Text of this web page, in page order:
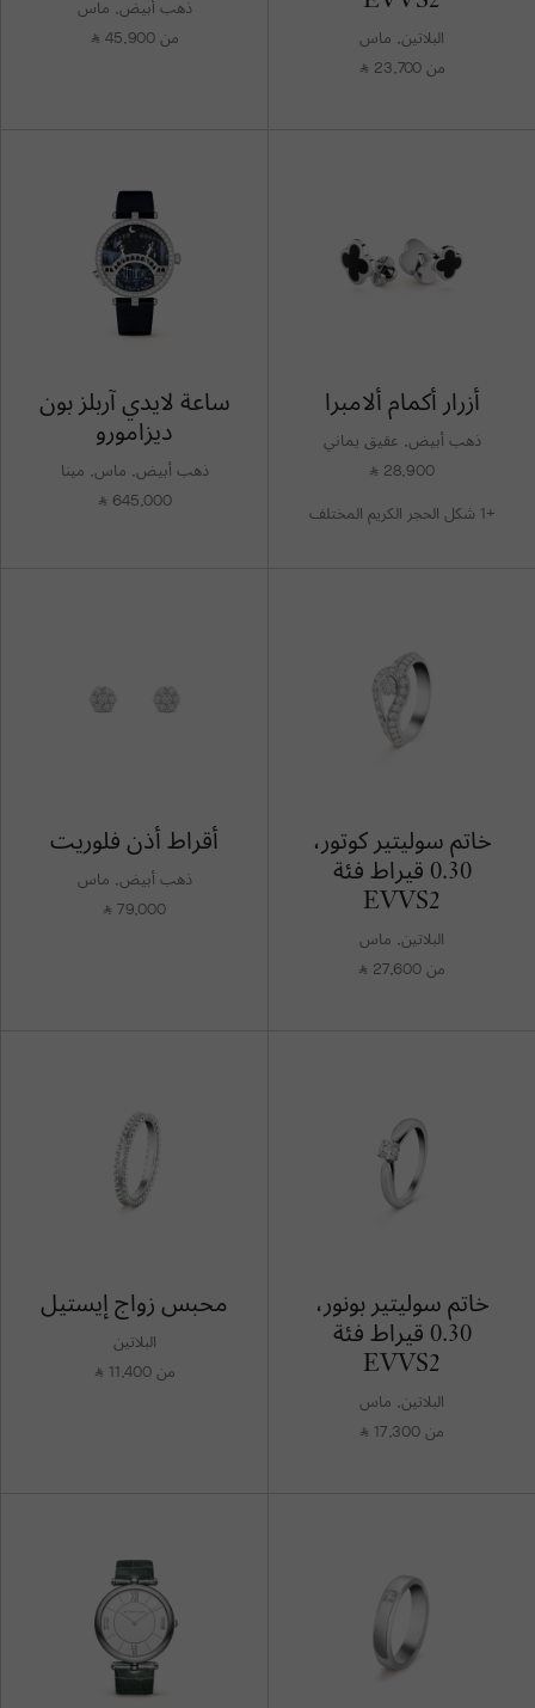
البلاتين, ماس
من 23,700
⃁
ذهب أبيض, ماس
من 45,900
⃁
أزرار أكمام ألامبرا
ذهب أبيض, عقيق يماني
28,900
⃁
+1 شكل الحجر الكريم المختلف
ساعة لايدي آربلز بون
ديزامورو
ذهب أبيض, ماس, مينا
645,000
⃁
خاتم سوليتير كوتور،
0.30 قيراط فئة
EVVS2
البلاتين, ماس
من 27,600
⃁
أقراط أذن فلوريت
ذهب أبيض, ماس
79,000
⃁
خاتم سوليتير بونور،
0.30 قيراط فئة
EVVS2
البلاتين, ماس
من 17,300
⃁
محبس زواج إيستيل
البلاتين
من 11,400
⃁